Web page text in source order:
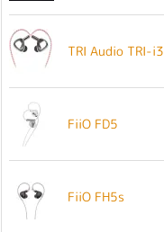
TRI Audio TRI-i3
FiiO FD5
FiiO FH5s